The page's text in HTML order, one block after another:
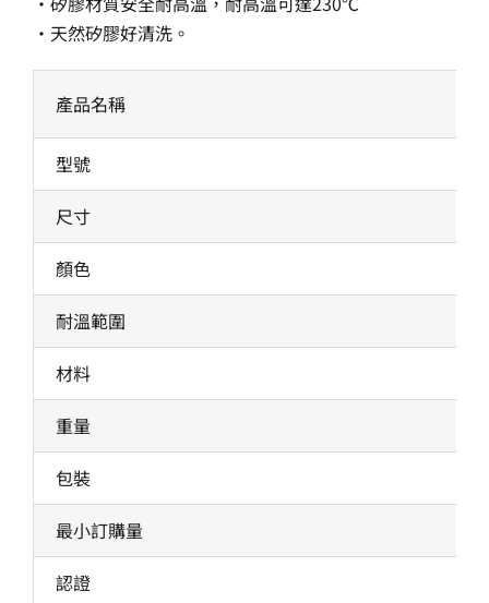
‧天然矽膠好清洗。
產品名稱
型號
尺寸
顏色
耐溫範圍
材料
重量
包裝
最小訂購量
認證